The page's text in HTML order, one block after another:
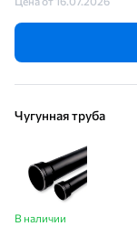
Чугунная труба
В наличии